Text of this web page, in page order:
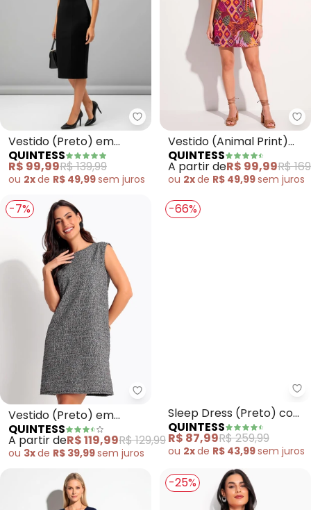
Quintess - Vestido (Preto) em
Vestido (Preto) em
Malha de Piquet
QUINTESS
R$ 99,99R$ 139,99
ou 2xde R$ 49,99sem juros
Vestido (Animal Print)
em Tecido Plano de
Poliéste
QUINTESS
A partir deR$ 99,99R$
ou 2xde R$ 49,99sem juros
-7%
Quintess - Vestido (Preto) em
Vestido (Preto) em
Malha Tweed
QUINTESS
A partir deR$ 119,99R$ 129,99
ou 3xde R$ 39,99sem juros
-66%
Sleep Dress (Preto) com
Alças de Corrente
QUINTESS
R$ 87,99R$ 259,99
ou 2xde R$ 43,99sem juros
-25%